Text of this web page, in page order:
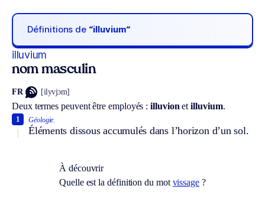
Définitions de “illuvium“
illuvium
nom masculin
FR [ilyvjɔm]
Deux termes peuvent être employés :illuvion etilluvium.
Géologie.
Éléments dissous accumulés dans l’horizon d’un sol.
1
À découvrir
Quelle est la définition du mot vissage ?